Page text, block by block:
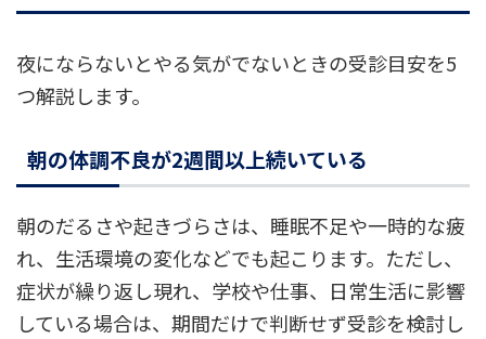
夜にならないとやる気がでないときの受診目安を5
つ解説します。
朝の体調不良が2週間以上続いている
朝のだるさや起きづらさは、睡眠不足や一時的な疲
れ、生活環境の変化などでも起こります。ただし、
症状が繰り返し現れ、学校や仕事、日常生活に影響
している場合は、期間だけで判断せず受診を検討し